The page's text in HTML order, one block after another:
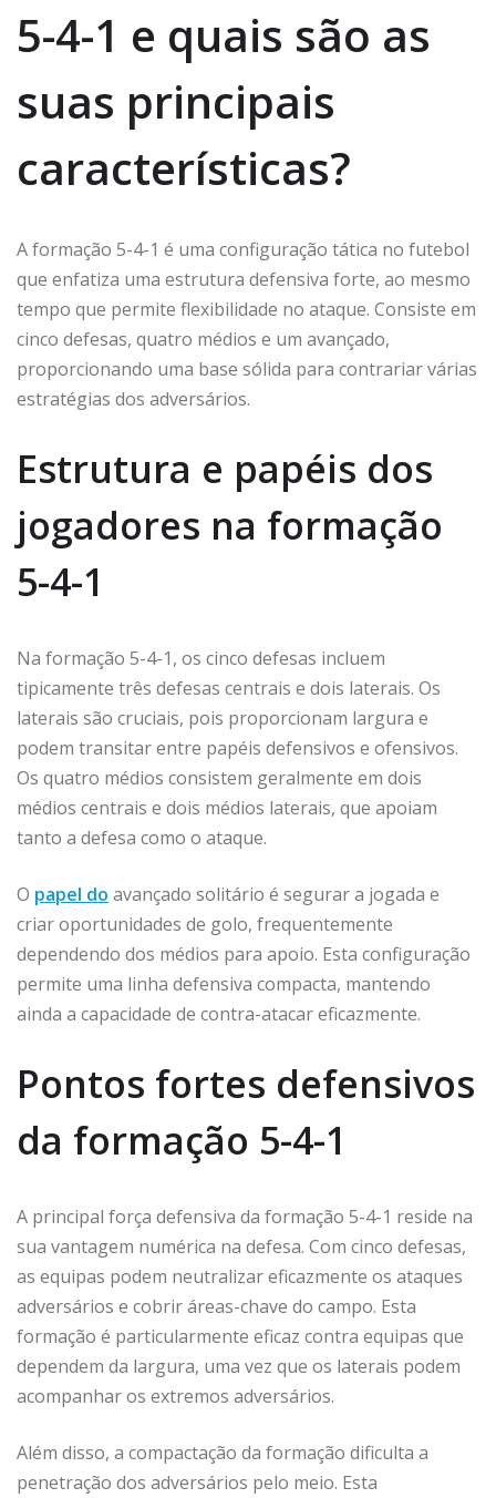
5-4-1 e quais são as
suas principais
características?
A formação 5-4-1 é uma configuração tática no futebol
que enfatiza uma estrutura defensiva forte, ao mesmo
tempo que permite flexibilidade no ataque. Consiste em
cinco defesas, quatro médios e um avançado,
proporcionando uma base sólida para contrariar várias
estratégias dos adversários.
Estrutura e papéis dos
jogadores na formação
5-4-1
Na formação 5-4-1, os cinco defesas incluem
tipicamente três defesas centrais e dois laterais. Os
laterais são cruciais, pois proporcionam largura e
podem transitar entre papéis defensivos e ofensivos.
Os quatro médios consistem geralmente em dois
médios centrais e dois médios laterais, que apoiam
tanto a defesa como o ataque.
O papel do avançado solitário é segurar a jogada e
criar oportunidades de golo, frequentemente
dependendo dos médios para apoio. Esta configuração
permite uma linha defensiva compacta, mantendo
ainda a capacidade de contra-atacar eficazmente.
Pontos fortes defensivos
da formação 5-4-1
A principal força defensiva da formação 5-4-1 reside na
sua vantagem numérica na defesa. Com cinco defesas,
as equipas podem neutralizar eficazmente os ataques
adversários e cobrir áreas-chave do campo. Esta
formação é particularmente eficaz contra equipas que
dependem da largura, uma vez que os laterais podem
acompanhar os extremos adversários.
Além disso, a compactação da formação dificulta a
penetração dos adversários pelo meio. Esta